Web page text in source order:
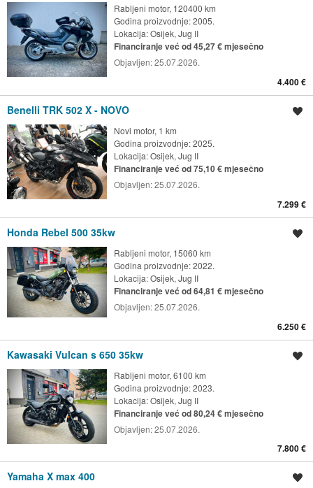
Rabljeni motor, 120400 km
Godina proizvodnje: 2005.
Lokacija:Osijek, Jug II
Financiranje već od 45,27 € mjesečno
Objavljen:25.07.2026.
4.400 €
Benelli TRK 502 X - NOVO
Novi motor, 1 km
Godina proizvodnje: 2025.
Lokacija:Osijek, Jug II
Financiranje već od 75,10 € mjesečno
Objavljen:25.07.2026.
7.299 €
Honda Rebel 500 35kw
Rabljeni motor, 15060 km
Godina proizvodnje: 2022.
Lokacija:Osijek, Jug II
Financiranje već od 64,81 € mjesečno
Objavljen:25.07.2026.
6.250 €
Kawasaki Vulcan s 650 35kw
Rabljeni motor, 6100 km
Godina proizvodnje: 2023.
Lokacija:Osijek, Jug II
Financiranje već od 80,24 € mjesečno
Objavljen:25.07.2026.
7.800 €
Yamaha X max 400